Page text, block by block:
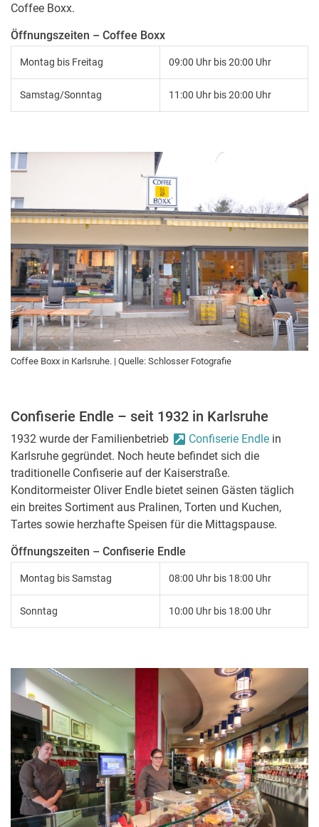
Coffee Boxx.
Öffnungszeiten – Coffee Boxx
Montag bis Freitag 09:00 Uhr bis 20:00 Uhr
Samstag/Sonntag 11:00 Uhr bis 20:00 Uhr
Coffee Boxx in Karlsruhe. | Quelle: Schlosser Fotografie
Confiserie Endle – seit 1932 in Karlsruhe
1932 wurde der Familienbetrieb Confiserie Endle in
Karlsruhe gegründet. Noch heute befindet sich die
traditionelle Confiserie auf der Kaiserstraße.
Konditormeister Oliver Endle bietet seinen Gästen täglich
ein breites Sortiment aus Pralinen, Torten und Kuchen,
Tartes sowie herzhafte Speisen für die Mittagspause.
Öffnungszeiten – Confiserie Endle
Montag bis Samstag 08:00 Uhr bis 18:00 Uhr
Sonntag 10:00 Uhr bis 18:00 Uhr